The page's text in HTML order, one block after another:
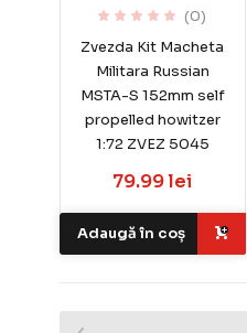
(0)
Zvezda Kit Macheta
Militara Russian
MSTA-S 152mm self
propelled howitzer
1:72 ZVEZ 5045
79.99 lei
Adaugă în coș